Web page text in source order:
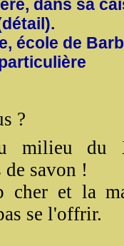
dans sa
école de
?
milieu du
savon !
et la
se l'offrir.